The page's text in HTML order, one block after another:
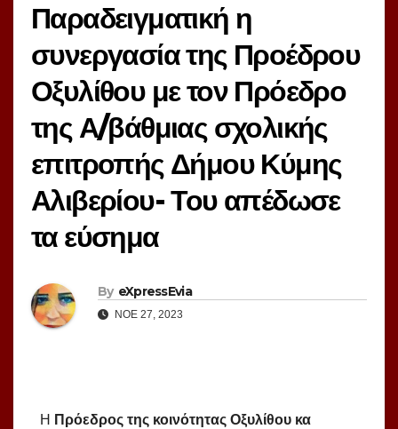
Παραδειγματική η
συνεργασία της Προέδρου
Οξυλίθου με τον Πρόεδρο
της Α/βάθμιας σχολικής
επιτροπής Δήμου Κύμης
Αλιβερίου- Του απέδωσε
τα εύσημα
By eXpressEvia
ΝΟΈ 27, 2023
Η Πρόεδρος της κοινότητας Οξυλίθου κα